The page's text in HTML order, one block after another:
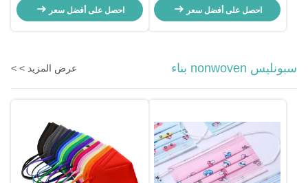
احصل على أفضل سعر
قناع
احصل على أفضل سعر
سبونليس nonwoven بناء عرض المزيد > >